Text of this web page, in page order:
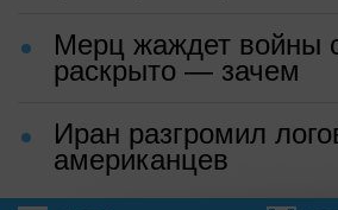
Мерц жаждет войны
раскрыто — зачем
Иран разгромил
американцев